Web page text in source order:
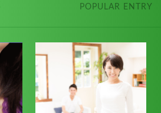
POPULAR ENTRY